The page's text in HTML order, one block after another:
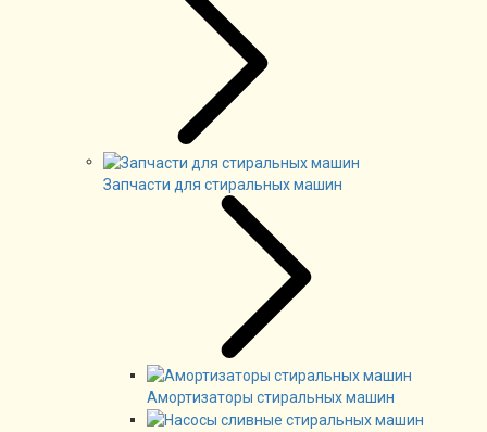
Запчасти для стиральных машин
Амортизаторы стиральных машин